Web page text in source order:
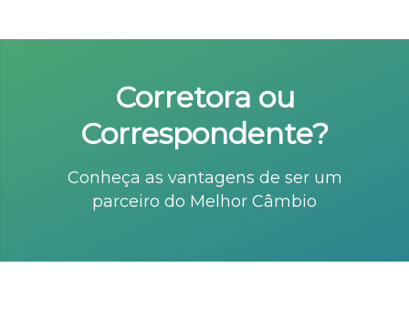
Corretora ou
Correspondente?
Conheça as vantagens de ser um
parceiro do Melhor Câmbio